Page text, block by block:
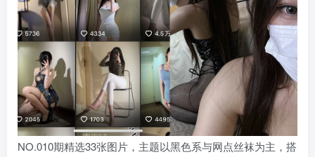
NO.010期精选33张图片，主题以黑色系与网点丝袜为主，搭